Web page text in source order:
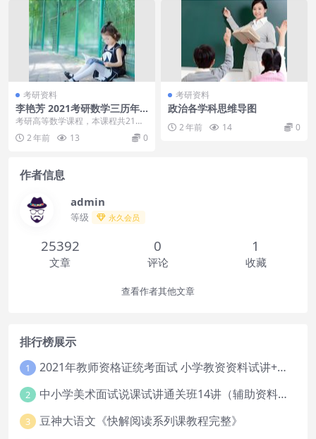
考研资料
李艳芳 2021考研数学三历年
真题逐题精讲2010-2020
考研高等数学课程，本课程共21
G，VIP会员可通过百度网盘转存下
载或者在线播放。...
2 年前 13 0
考研资料
政治各学科思维导图
2 年前 14 0
作者信息
admin
等级 永久会员
25392
文章
0
评论
1
收藏
查看作者其他文章
排行榜展示
1 2021年教师资格证统考面试 小学教资资料试讲+答辩
2 中小学美术面试说课试讲通关班14讲（辅助资料第一套）
3 豆神大语文《快解阅读系列课教程完整》